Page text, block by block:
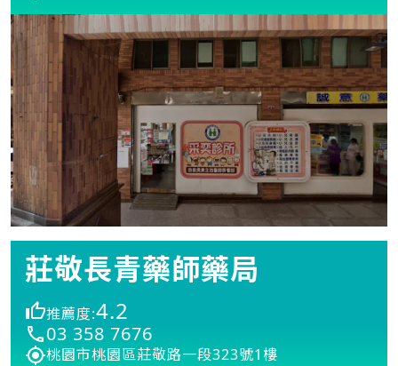
莊敬長青藥師藥局
推薦度:4.2
03 358 7676
桃園市桃園區莊敬路一段323號1樓